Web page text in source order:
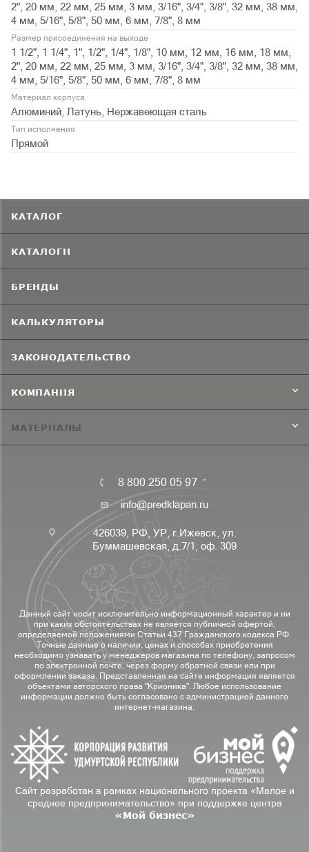
2", 20 мм, 22 мм, 25 мм, 3 мм, 3/16", 3/4", 3/8", 32 мм, 38 мм,
4 мм, 5/16", 5/8", 50 мм, 6 мм, 7/8", 8 мм
Размер присоединения на выходе
1 1/2", 1 1/4", 1", 1/2", 1/4", 1/8", 10 мм, 12 мм, 16 мм, 18 мм,
2", 20 мм, 22 мм, 25 мм, 3 мм, 3/16", 3/4", 3/8", 32 мм, 38 мм,
4 мм, 5/16", 5/8", 50 мм, 6 мм, 7/8", 8 мм
Материал корпуса
Алюминий, Латунь, Нержавеющая сталь
Тип исполнения
Прямой
КАТАЛОГ
КАТАЛОГИ
БРЕНДЫ
КАЛЬКУЛЯТОРЫ
ЗАКОНОДАТЕЛЬСТВО
КОМПАНИЯ
МАТЕРИАЛЫ
8 800 250 05 97
info@predklapan.ru
426039, РФ, УР, г.Ижевск, ул.
Буммашевская, д.7/1, оф. 309
Данный сайт носит исключительно информационный характер и ни
при каких обстоятельствах не является публичной офертой,
определяемой положениями Статьи 437 Гражданского кодекса РФ.
Точные данные о наличии, ценах и способах приобретения
необходимо узнавать у менеджеров магазина по телефону, запросом
по электронной почте, через форму обратной связи или при
оформлении заказа. Представленная на сайте информация является
объектами авторского права "Крионика". Любое использование
информации должно быть согласовано с администрацией данного
интернет-магазина.
Сайт разработан в рамках национального проекта «Малое и
среднее предпринимательство» при поддержке центра
«Мой бизнес»